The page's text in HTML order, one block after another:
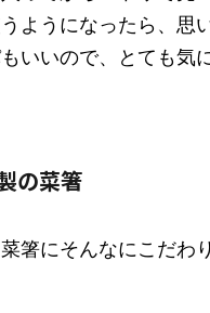
ようになったら、思
いいので、とても気
の菜箸
箸にそんなにこだわ